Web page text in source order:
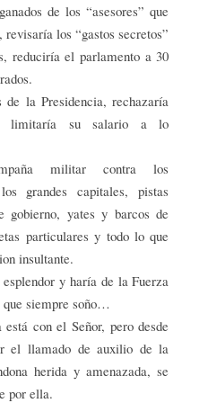
de los “asesores” que
los “gastos secretos”
reduciría el parlamento a 30
la Presidencia, rechazaría
limitaría su salario a lo
militar contra los
grandes capitales, pistas
gobierno, yates y barcos de
particulares y todo lo que
insultante.
y haría de la Fuerza
siempre soño…
con el Señor, pero desde
el llamado de auxilio de la
herida y amenazada, se
por ella.